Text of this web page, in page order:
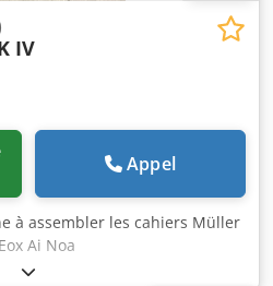
IV
Appel
à assembler les cahiers Müller
Ai Noa